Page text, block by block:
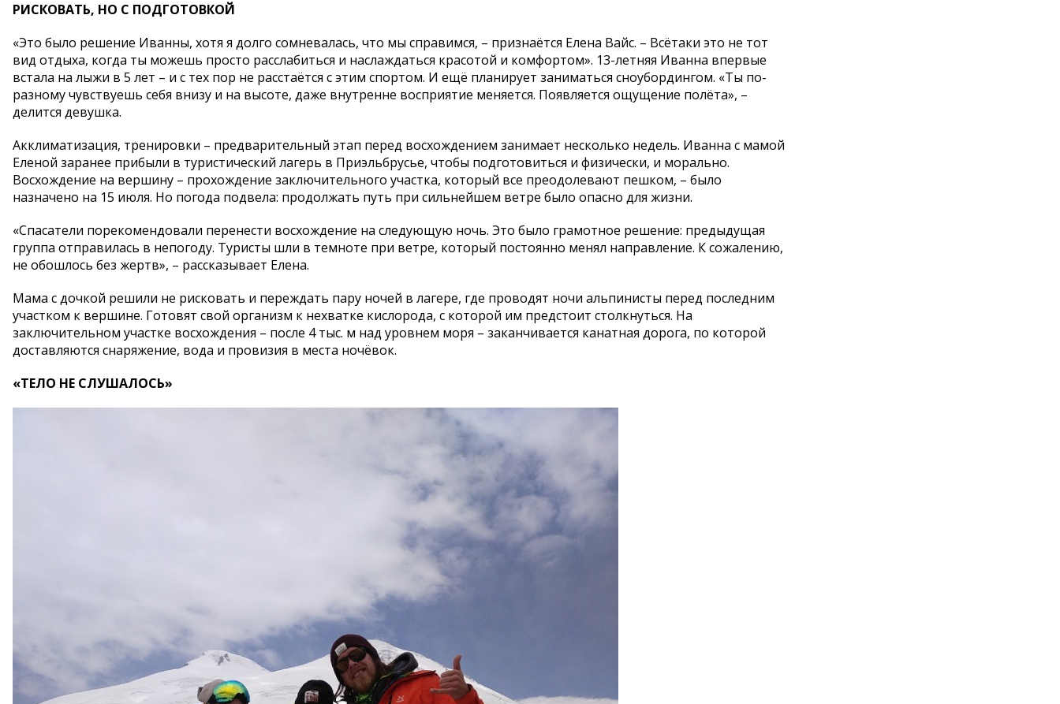
РИСКОВАТЬ, НО С ПОДГОТОВКОЙ
«Это было решение Иванны, хотя я долго сомневалась, что мы справимся, – признаётся Елена Вайс. – Всётаки это не тот
вид отдыха, когда ты можешь просто расслабиться и наслаждаться красотой и комфортом». 13-летняя Иванна впервые
встала на лыжи в 5 лет – и с тех пор не расстаётся с этим спортом. И ещё планирует заниматься сноубордингом. «Ты по-
разному чувствуешь себя внизу и на высоте, даже внутренне восприятие меняется. Появляется ощущение полёта», –
делится девушка.
Акклиматизация, тренировки – предварительный этап перед восхождением занимает несколько недель. Иванна с мамой
Еленой заранее прибыли в туристический лагерь в Приэльбрусье, чтобы подготовиться и физически, и морально.
Восхождение на вершину – прохождение заключительного участка, который все преодолевают пешком, – было
назначено на 15 июля. Но погода подвела: продолжать путь при сильнейшем ветре было опасно для жизни.
«Спасатели порекомендовали перенести восхождение на следующую ночь. Это было грамотное решение: предыдущая
группа отправилась в непогоду. Туристы шли в темноте при ветре, который постоянно менял направление. К сожалению,
не обошлось без жертв», – рассказывает Елена.
Мама с дочкой решили не рисковать и переждать пару ночей в лагере, где проводят ночи альпинисты перед последним
участком к вершине. Готовят свой организм к нехватке кислорода, с которой им предстоит столкнуться. На
заключительном участке восхождения – после 4 тыс. м над уровнем моря – заканчивается канатная дорога, по которой
доставляются снаряжение, вода и провизия в места ночёвок.
«ТЕЛО НЕ СЛУШАЛОСЬ»